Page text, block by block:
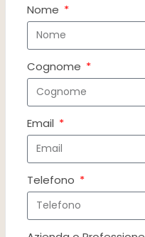
Nome
Cognome
Email
Telefono